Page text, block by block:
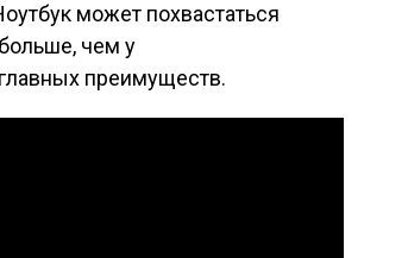
может похвастаться
чем у
преимуществ.